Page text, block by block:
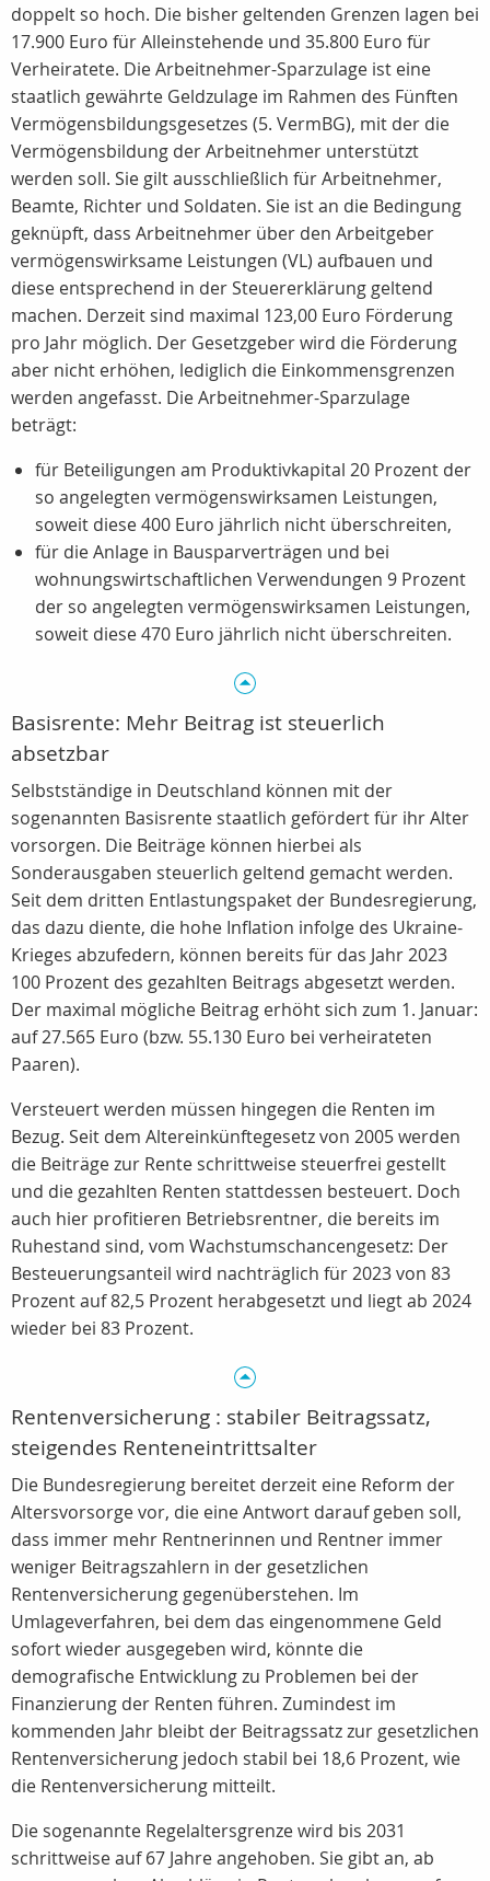
doppelt so hoch. Die bisher geltenden Grenzen lagen bei
17.900 Euro für Alleinstehende und 35.800 Euro für
Verheiratete. Die Arbeitnehmer-Sparzulage ist eine
staatlich gewährte Geldzulage im Rahmen des Fünften
Vermögensbildungsgesetzes (5. VermBG), mit der die
Vermögensbildung der Arbeitnehmer unterstützt
werden soll. Sie gilt ausschließlich für Arbeitnehmer,
Beamte, Richter und Soldaten. Sie ist an die Bedingung
geknüpft, dass Arbeitnehmer über den Arbeitgeber
vermögenswirksame Leistungen (VL) aufbauen und
diese entsprechend in der Steuererklärung geltend
machen. Derzeit sind maximal 123,00 Euro Förderung
pro Jahr möglich. Der Gesetzgeber wird die Förderung
aber nicht erhöhen, lediglich die Einkommensgrenzen
werden angefasst. Die Arbeitnehmer-Sparzulage
beträgt:
für Beteiligungen am Produktivkapital 20 Prozent der
so angelegten vermögenswirksamen Leistungen,
soweit diese 400 Euro jährlich nicht überschreiten,
für die Anlage in Bausparverträgen und bei
wohnungswirtschaftlichen Verwendungen 9 Prozent
der so angelegten vermögenswirksamen Leistungen,
soweit diese 470 Euro jährlich nicht überschreiten.
Basisrente: Mehr Beitrag ist steuerlich
absetzbar
Selbstständige in Deutschland können mit der
sogenannten Basisrente staatlich gefördert für ihr Alter
vorsorgen. Die Beiträge können hierbei als
Sonderausgaben steuerlich geltend gemacht werden.
Seit dem dritten Entlastungspaket der Bundesregierung,
das dazu diente, die hohe Inflation infolge des Ukraine-
Krieges abzufedern, können bereits für das Jahr 2023
100 Prozent des gezahlten Beitrags abgesetzt werden.
Der maximal mögliche Beitrag erhöht sich zum 1. Januar:
auf 27.565 Euro (bzw. 55.130 Euro bei verheirateten
Paaren).
Versteuert werden müssen hingegen die Renten im
Bezug. Seit dem Altereinkünftegesetz von 2005 werden
die Beiträge zur Rente schrittweise steuerfrei gestellt
und die gezahlten Renten stattdessen besteuert. Doch
auch hier profitieren Betriebsrentner, die bereits im
Ruhestand sind, vom Wachstumschancengesetz: Der
Besteuerungsanteil wird nachträglich für 2023 von 83
Prozent auf 82,5 Prozent herabgesetzt und liegt ab 2024
wieder bei 83 Prozent.
Rentenversicherung : stabiler Beitragssatz,
steigendes Renteneintrittsalter
Die Bundesregierung bereitet derzeit eine Reform der
Altersvorsorge vor, die eine Antwort darauf geben soll,
dass immer mehr Rentnerinnen und Rentner immer
weniger Beitragszahlern in der gesetzlichen
Rentenversicherung gegenüberstehen. Im
Umlageverfahren, bei dem das eingenommene Geld
sofort wieder ausgegeben wird, könnte die
demografische Entwicklung zu Problemen bei der
Finanzierung der Renten führen. Zumindest im
kommenden Jahr bleibt der Beitragssatz zur gesetzlichen
Rentenversicherung jedoch stabil bei 18,6 Prozent, wie
die Rentenversicherung mitteilt.
Die sogenannte Regelaltersgrenze wird bis 2031
schrittweise auf 67 Jahre angehoben. Sie gibt an, ab